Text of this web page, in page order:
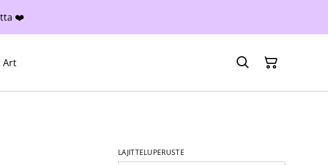
❤️
Art
LAJITTELUPERUSTE